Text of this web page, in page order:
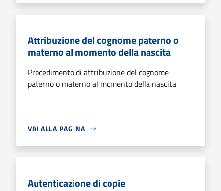
Attribuzione del cognome paterno o
materno al momento della nascita
Procedimento di attribuzione del cognome
paterno o materno al momento della nascita
VAI ALLA PAGINA
Autenticazione di copie